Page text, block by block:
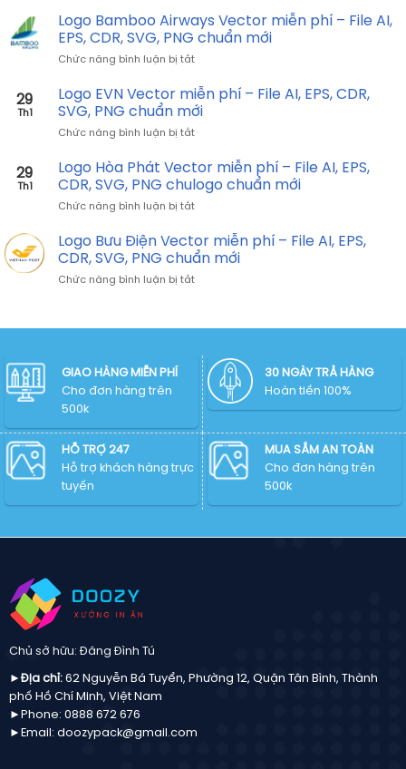
PNG
chuẩn
File
AI,
CDR,
PNG
chuẩn
AIA
Vector
phí
File
AI,
CDR,
PNG
chuẩn
Logo Bamboo Airways Vector miễn phí – File AI,
EPS, CDR, SVG, PNG chuẩn mới
Chức năng bình luận bị tắtở
Bamboo
Airways
miễn
–
File
EPS,
SVG,
PNG
29
Th1
Logo EVN Vector miễn phí – File AI, EPS, CDR,
SVG, PNG chuẩn mới
Chức năng bình luận bị tắtở
EVN
Vector
miễn
phí
File
AI,
CDR,
29
Th1
Logo Hòa Phát Vector miễn phí – File AI, EPS,
CDR, SVG, PNG chulogo chuẩn mới
Chức năng bình luận bị tắtở
Hòa
Phát
miễn
File
EPS,
CDR,
SVG,
PNG
chulogo
chuẩn
mới
Logo Bưu Điện Vector miễn phí – File AI, EPS,
CDR, SVG, PNG chuẩn mới
Chức năng bình luận bị tắtở
miễn
phí
File
AI,
EPS,
CDR,
SVG,
PNG
chuẩn
mới
GIAO HÀNG MIỄN PHÍ
Cho đơn hàng trên
500k
30 NGÀY TRẢ HÀNG
Hoàn tiền 100%
HỖ TRỢ 247
Hỗ trợ khách hàng trực
tuyến
MUA SẮM AN TOÀN
Cho đơn hàng trên
500k
Chủ sở hữu: Đăng Đình Tú
►Địa chỉ: 62 Nguyễn Bá Tuyển, Phường 12, Quận Tân Bình, Thành
phố Hồ Chí Minh, Việt Nam
►Phone: 0888 672 676
►Email: doozypack@gmail.com